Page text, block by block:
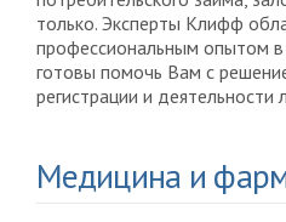
только. Эксперты Клифф
профессиональным опытом в
готовы помочь Вам с
регистрации и деятельности
Медицина и